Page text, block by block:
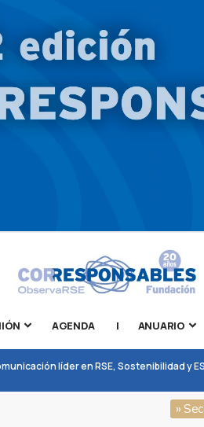
AGENDA | ANUARIO
líder en RSE, Sostenibilidad y
»